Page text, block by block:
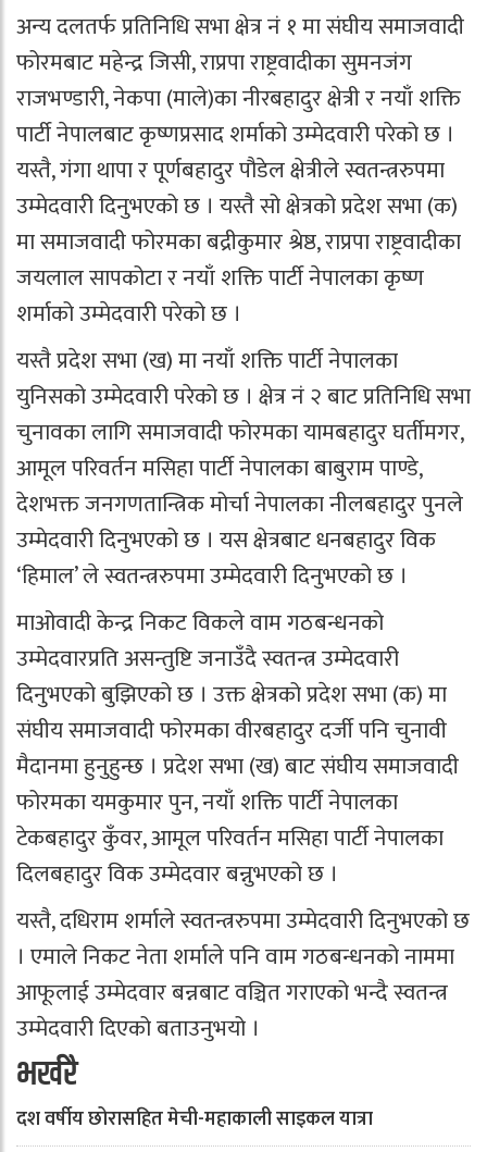
अन्य दलतर्फ प्रतिनिधि सभा क्षेत्र नं १ मा संघीय समाजवादी
फोरमबाट महेन्द्र जिसी, राप्रपा राष्ट्रवादीका सुमनजंग
राजभण्डारी, नेकपा (माले)का नीरबहादुर क्षेत्री र नयाँ शक्ति
पार्टी नेपालबाट कृष्णप्रसाद शर्माको उम्मेदवारी परेको छ ।
यस्तै, गंगा थापा र पूर्णबहादुर पौडेल क्षेत्रीले स्वतन्त्ररुपमा
उम्मेदवारी दिनुभएको छ । यस्तै सो क्षेत्रको प्रदेश सभा (क)
मा समाजवादी फोरमका बद्रीकुमार श्रेष्ठ, राप्रपा राष्ट्रवादीका
जयलाल सापकोटा र नयाँ शक्ति पार्टी नेपालका कृष्ण
शर्माको उम्मेदवारी परेको छ ।
यस्तै प्रदेश सभा (ख) मा नयाँ शक्ति पार्टी नेपालका
युनिसको उम्मेदवारी परेको छ । क्षेत्र नं २ बाट प्रतिनिधि सभा
चुनावका लागि समाजवादी फोरमका यामबहादुर घर्तीमगर,
आमूल परिवर्तन मसिहा पार्टी नेपालका बाबुराम पाण्डे,
देशभक्त जनगणतान्त्रिक मोर्चा नेपालका नीलबहादुर पुनले
उम्मेदवारी दिनुभएको छ । यस क्षेत्रबाट धनबहादुर विक
‘हिमाल’ ले स्वतन्त्ररुपमा उम्मेदवारी दिनुभएको छ ।
माओवादी केन्द्र निकट विकले वाम गठबन्धनको
उम्मेदवारप्रति असन्तुष्टि जनाउँदै स्वतन्त्र उम्मेदवारी
दिनुभएको बुझिएको छ । उक्त क्षेत्रको प्रदेश सभा (क) मा
संघीय समाजवादी फोरमका वीरबहादुर दर्जी पनि चुनावी
मैदानमा हुनुहुन्छ । प्रदेश सभा (ख) बाट संघीय समाजवादी
फोरमका यमकुमार पुन, नयाँ शक्ति पार्टी नेपालका
टेकबहादुर कुँवर, आमूल परिवर्तन मसिहा पार्टी नेपालका
दिलबहादुर विक उम्मेदवार बन्नुभएको छ ।
यस्तै, दधिराम शर्माले स्वतन्त्ररुपमा उम्मेदवारी दिनुभएको छ
। एमाले निकट नेता शर्माले पनि वाम गठबन्धनको नाममा
आफूलाई उम्मेदवार बन्नबाट वञ्चित गराएको भन्दै स्वतन्त्र
उम्मेदवारी दिएको बताउनुभयो ।
भर्खरै
दश वर्षीय छोरासहित मेची-महाकाली साइकल यात्रा